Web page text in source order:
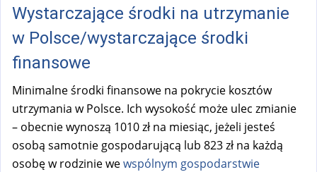
Wystarczające środki na utrzymanie
w Polsce/wystarczające środki
finansowe
Minimalne środki finansowe na pokrycie kosztów
utrzymania w Polsce. Ich wysokość może ulec zmianie
– obecnie wynoszą 1010 zł na miesiąc, jeżeli jesteś
osobą samotnie gospodarującą lub 823 zł na każdą
osobę w rodzinie wewspólnym gospodarstwie